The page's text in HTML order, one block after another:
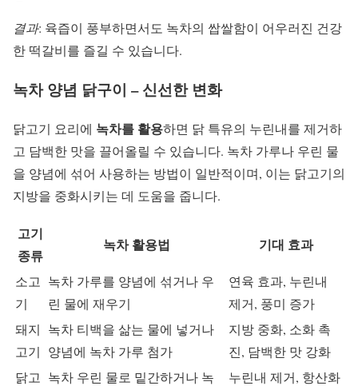
결과: 육즙이 풍부하면서도 녹차의 쌉쌀함이 어우러진 건강
한 떡갈비를 즐길 수 있습니다.
녹차 양념 닭구이 – 신선한 변화
닭고기 요리에 녹차를 활용하면 닭 특유의 누린내를 제거하
고 담백한 맛을 끌어올릴 수 있습니다. 녹차 가루나 우린 물
을 양념에 섞어 사용하는 방법이 일반적이며, 이는 닭고기의
지방을 중화시키는 데 도움을 줍니다.
고기
종류
녹차 활용법 기대 효과
소고
기
녹차 가루를 양념에 섞거나 우
린 물에 재우기
연육 효과, 누린내
제거, 풍미 증가
돼지
고기
녹차 티백을 삶는 물에 넣거나
양념에 녹차 가루 첨가
지방 중화, 소화 촉
진, 담백한 맛 강화
닭고 녹차 우린 물로 밑간하거나 녹
누린내 제거, 항산화